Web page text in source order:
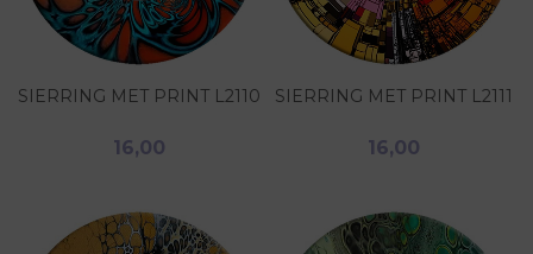
SIERRING MET PRINT L2110
16,00
SIERRING MET PRINT L2111
16,00